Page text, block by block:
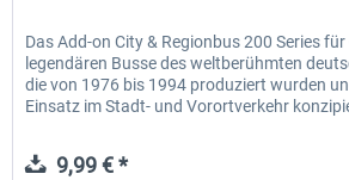
Das Add-on City & Regionbus 200 Series
legendären Busse des weltberühmten
die von 1976 bis 1994 produziert wurden
Einsatz im Stadt- und Vorortverkehr
9,99 € *